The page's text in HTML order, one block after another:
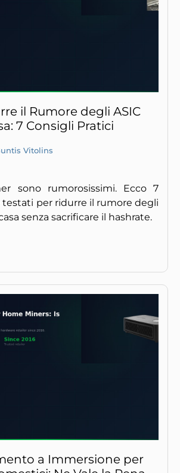
il Rumore degli ASIC
7 Consigli Pratici
Vitolins
sono rumorosissimi. Ecco 7
testati per ridurre il rumore degli
senza sacrificare il hashrate.
a Immersione per